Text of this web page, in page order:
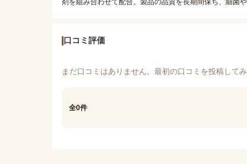
剤を組み合わせて配合。製品の品質を長期間保ち、細菌
口コミ評価
まだ口コミはありません。最初の口コミを投稿して
全0件